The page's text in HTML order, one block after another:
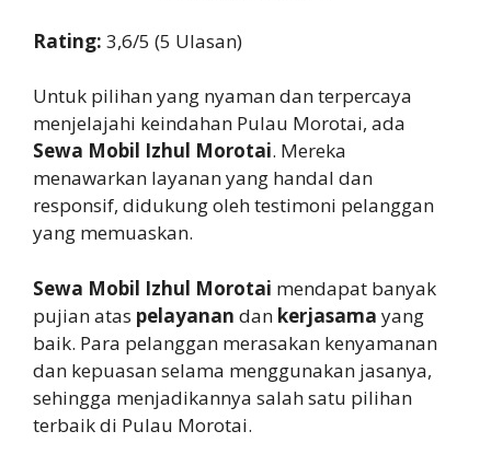
Rating: 3,6/5 (5 Ulasan)
Untuk pilihan yang nyaman dan terpercaya
menjelajahi keindahan Pulau Morotai, ada
Sewa Mobil Izhul Morotai. Mereka
menawarkan layanan yang handal dan
responsif, didukung oleh testimoni pelanggan
yang memuaskan.
Sewa Mobil Izhul Morotai mendapat banyak
pujian atas pelayanan dan kerjasama yang
baik. Para pelanggan merasakan kenyamanan
dan kepuasan selama menggunakan jasanya,
sehingga menjadikannya salah satu pilihan
terbaik di Pulau Morotai.